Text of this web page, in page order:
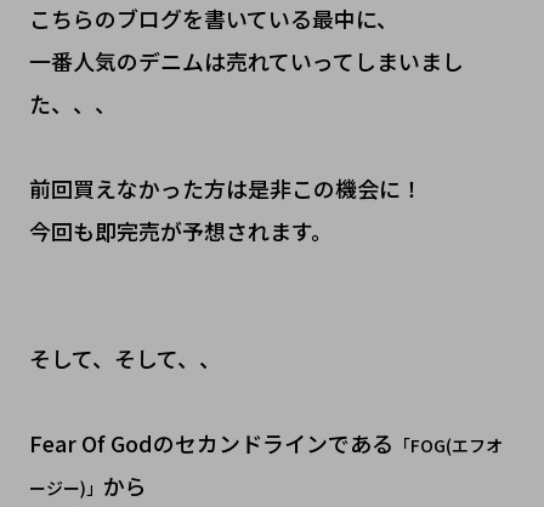
こちらのブログを書いている最中に、
一番人気のデニムは売れていってしまいまし
た、、、
前回買えなかった方は是非この機会に！
今回も即完売が予想されます。
そして、そして、、
Fear Of Godのセカンドラインである 「FOG(エフオ
ージー)」 から